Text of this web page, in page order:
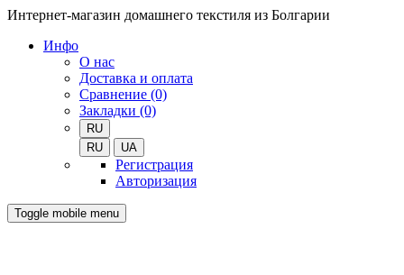
Интернет-магазин домашнего текстиля из Болгарии
Инфо
О нас
Доставка и оплата
Сравнение (0)
Закладки (0)
RU
RU
UA
Регистрация
Авторизация
Toggle mobile menu